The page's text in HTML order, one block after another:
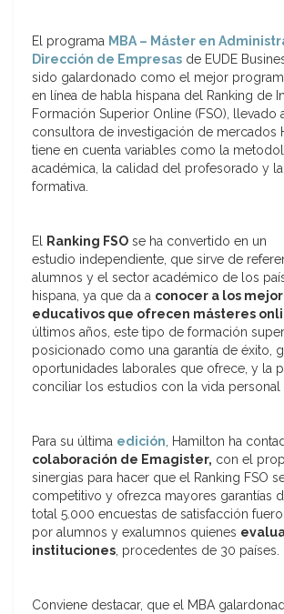
El programa MBA – Máster en
Dirección de Empresas de EUDE
sido galardonado como el mejor
en línea de habla hispana del Ranking de
Formación Superior Online (FSO), llevado
consultora de investigación de mercados
tiene en cuenta variables como la
académica, la calidad del profesorado y
formativa.
El Ranking FSO se ha convertido en un
estudio independiente, que sirve de
alumnos y el sector académico de los
hispana, ya que da a conocer a los
educativos que ofrecen másteres
últimos años, este tipo de formación
posicionado como una garantía de éxito,
oportunidades laborales que ofrece, y la
conciliar los estudios con la vida personal
Para su última edición, Hamilton ha
colaboración de Emagister, con el
sinergias para hacer que el Ranking FSO
competitivo y ofrezca mayores garantías
total 5.000 encuestas de satisfacción
por alumnos y exalumnos quienes
instituciones, procedentes de 30 países.
Conviene destacar, que el MBA